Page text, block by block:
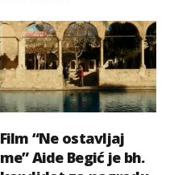
Film “Ne ostavljaj
me” Aide Begić je bh.